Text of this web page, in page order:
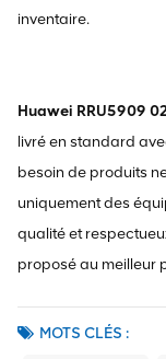
inventaire.
Huawei RRU5909
livré en standard
besoin de produits
uniquement des
qualité et
proposé au meilleur
MOTS CLÉS :